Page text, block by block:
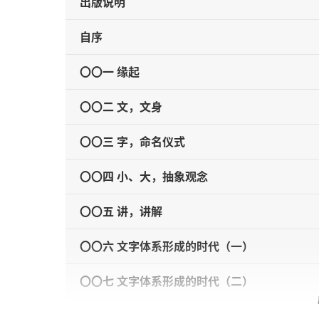
自序
〇〇一 缘起
〇〇二 文，文身
〇〇三 字，命名仪式
〇〇四 小、大，抽象观念
〇〇五 讲，讲解
〇〇六 文字体系形成的时代（一）
〇〇七 文字体系形成的时代（二）